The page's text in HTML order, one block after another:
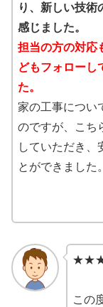
り、新しい技術
感じました。
担当の方の対応
どもフォローし
た。
家の工事につい
のですが、こち
していただき、
とができました
この